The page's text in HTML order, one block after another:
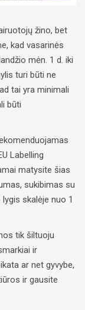
žino, bet
kad vasarinės
mėn. 1 d. iki
turi būti ne
tai yra minimali
būti
Labelling
matysite šias
sukibimas su
skalėje nuo 1
tik šiltuoju
ir
ar net gyvybe,
ir gausite